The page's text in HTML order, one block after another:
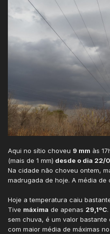
Aqui no sítio choveu 9 mm às
(mais de 1 mm) desde o dia 22/
Na cidade não choveu ontem,
madrugada de hoje. A média de
Hoje a temperatura caiu
Tive máxima de apenas 29,1ºC
sem chuva, é um valor
com maior média de máximas